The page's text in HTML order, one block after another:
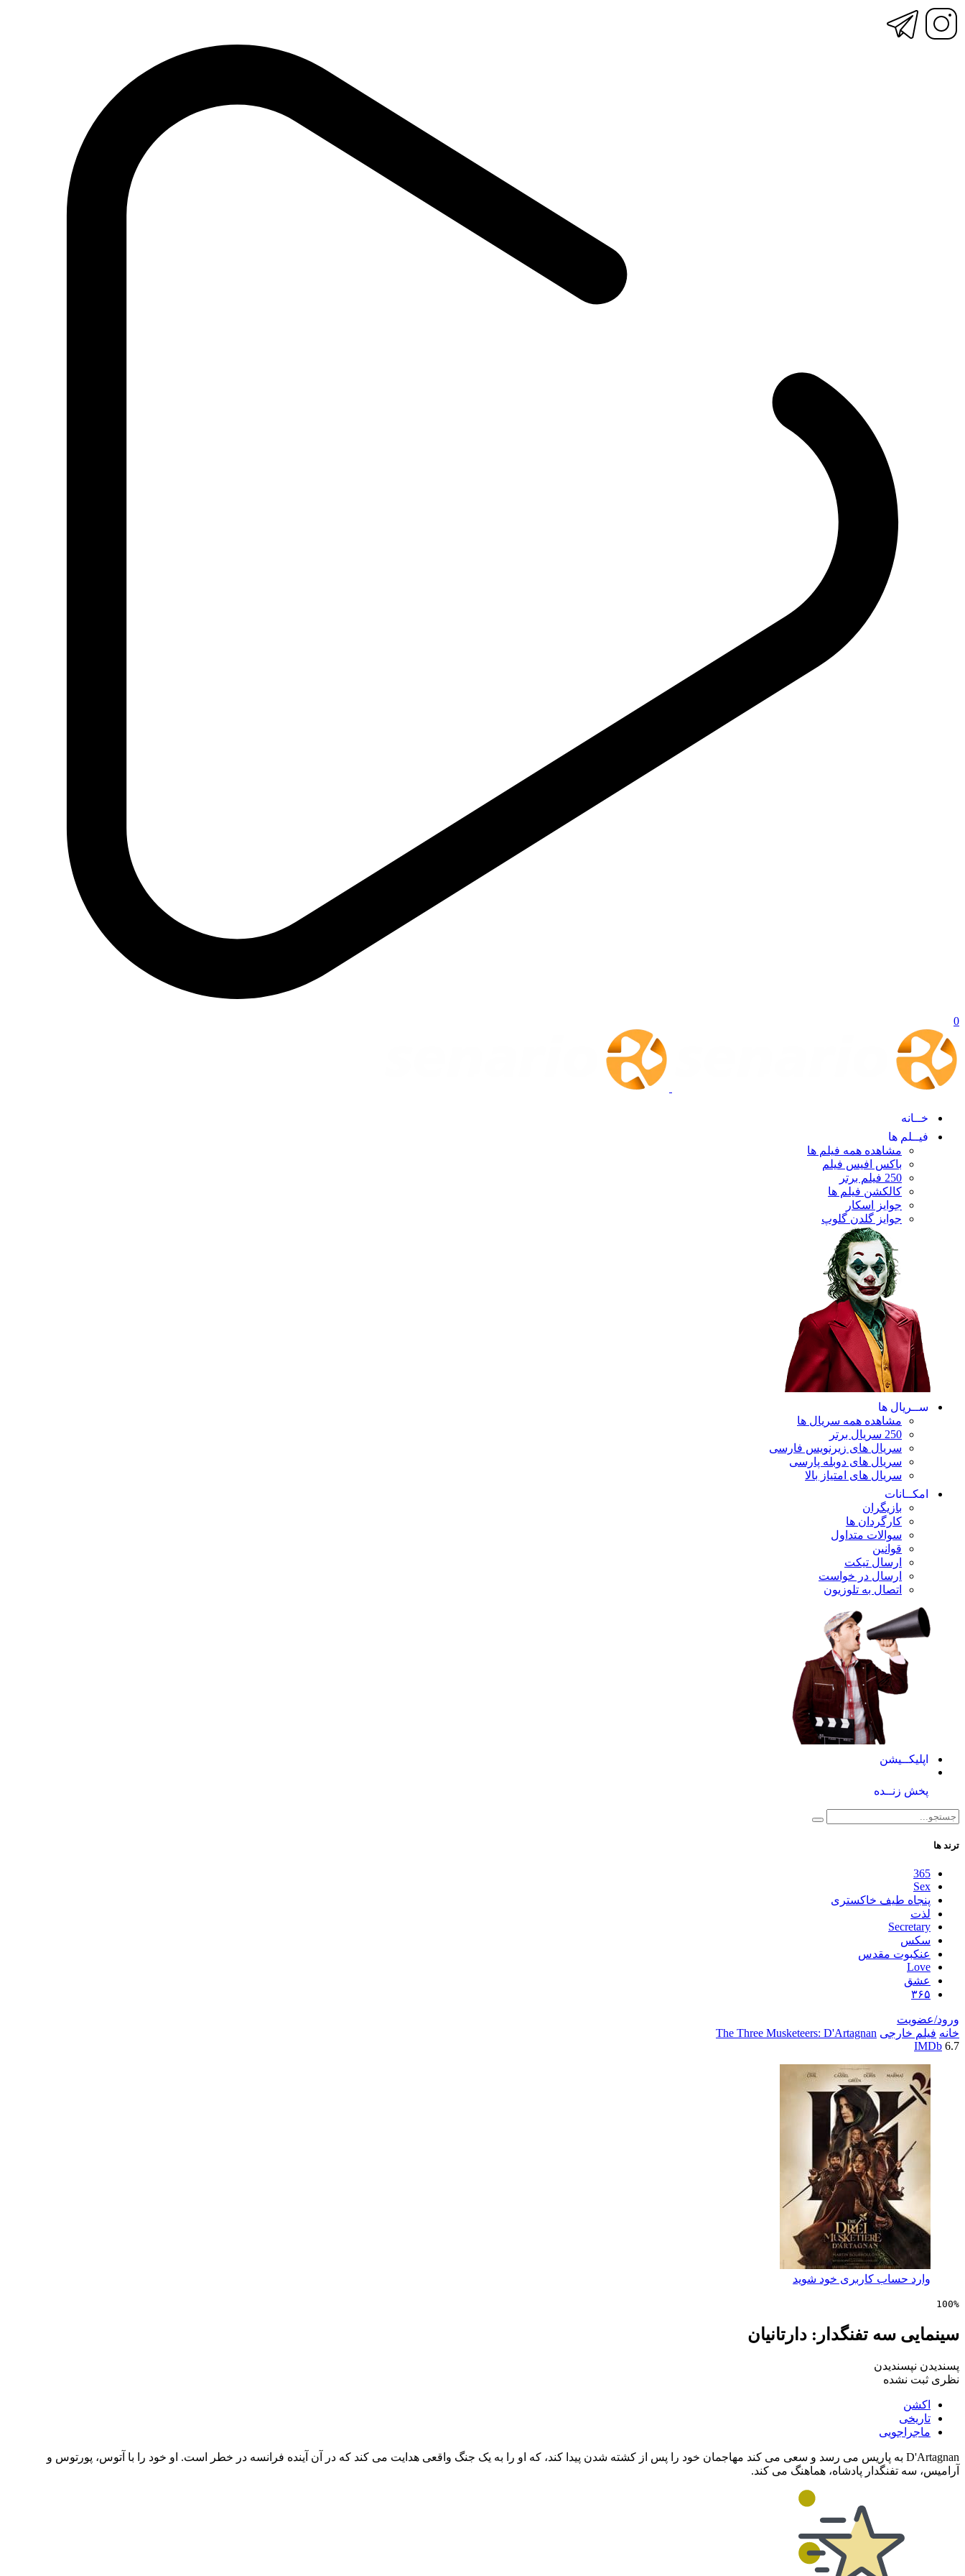
0
خــانه
فیــلم ها
مشاهده همه فیلم ها
باکس افیس فیلم
250 فیلم برتر
کالکشن فیلم ها
جوایز اسکار
جوایز گلدن گلوپ
ســریال ها
مشاهده همه سریال ها
250 سریال برتر
سریال های زیرنویس فارسی
سریال های دوبله پارسی
سریال های امتیاز بالا
امکــانات
بازیگران
کارگردان ها
سوالات متداول
قوانین
ارسال تیکت
ارسال در خواست
اتصال به تلوزیون
اپلیکــیشن
پخش زنــده
ترند ها
365
Sex
پنجاه طیف خاکستری
لذت
Secretary
سکس
عنکبوت مقدس
Love
عشق
۳۶۵
ورود/عضویت
خانه فیلم خارجی The Three Musketeers: D'Artagnan
IMDb 6.7
وارد حساب کاربری خود شوید
100%
سینمایی سه تفنگدار: دارتانیان
پسندیدن نپسندیدن
نظری ثبت نشده
اکشن
تاریخی
ماجراجویی
D'Artagnan به پاریس می رسد و سعی می کند مهاجمان خود را پس از کشته شدن پیدا کند، که او را به یک جنگ واقعی هدایت می کند که در آن آینده فرانسه در خطر است. او خود را با آتوس، پورتوس و
آرامیس، سه تفنگدار پادشاه، هماهنگ می کند.